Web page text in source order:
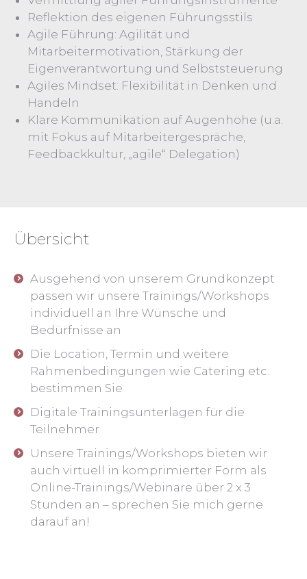
Übersicht
Ausgehend von unserem Grundkonzept
passen wir unsere Trainings/Workshops
individuell an Ihre Wünsche und
Bedürfnisse an
Die Location, Termin und weitere
Rahmenbedingungen wie Catering etc.
bestimmen Sie
Digitale Trainingsunterlagen für die
Teilnehmer
Unsere Trainings/Workshops bieten wir
auch virtuell in komprimierter Form als
Online-Trainings/Webinare über 2 x 3
Stunden an – sprechen Sie mich gerne
darauf an!
Reflektion des eigenen Führungsstils
Agile Führung: Agilität und
Mitarbeitermotivation, Stärkung der
Eigenverantwortung und Selbststeuerung
Agiles Mindset: Flexibilität in Denken und
Handeln
Klare Kommunikation auf Augenhöhe (u.a.
mit Fokus auf Mitarbeitergespräche,
Feedbackkultur, „agile“ Delegation)